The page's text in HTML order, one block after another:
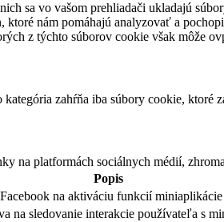
sa vo vašom prehliadači ukladajú
nám pomáhajú analyzovať a
z týchto súborov cookie však môže
zahŕňa iba súbory cookie, ktoré
na platformách sociálnych médií,
Popis
na aktiváciu funkcií miniaplikácie
na sledovanie interakcie používateľa s